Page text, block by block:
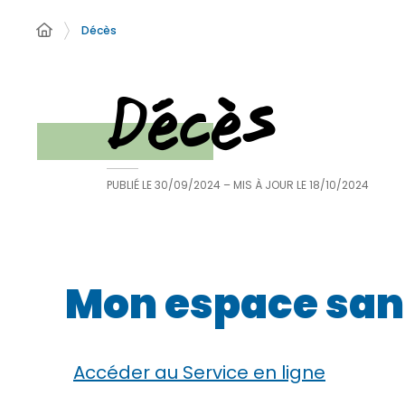
Décès
Décès
PUBLIÉ LE30/09/2024 – MIS À JOUR LE18/10/2024
Mon espace
Accéder au Service en ligne